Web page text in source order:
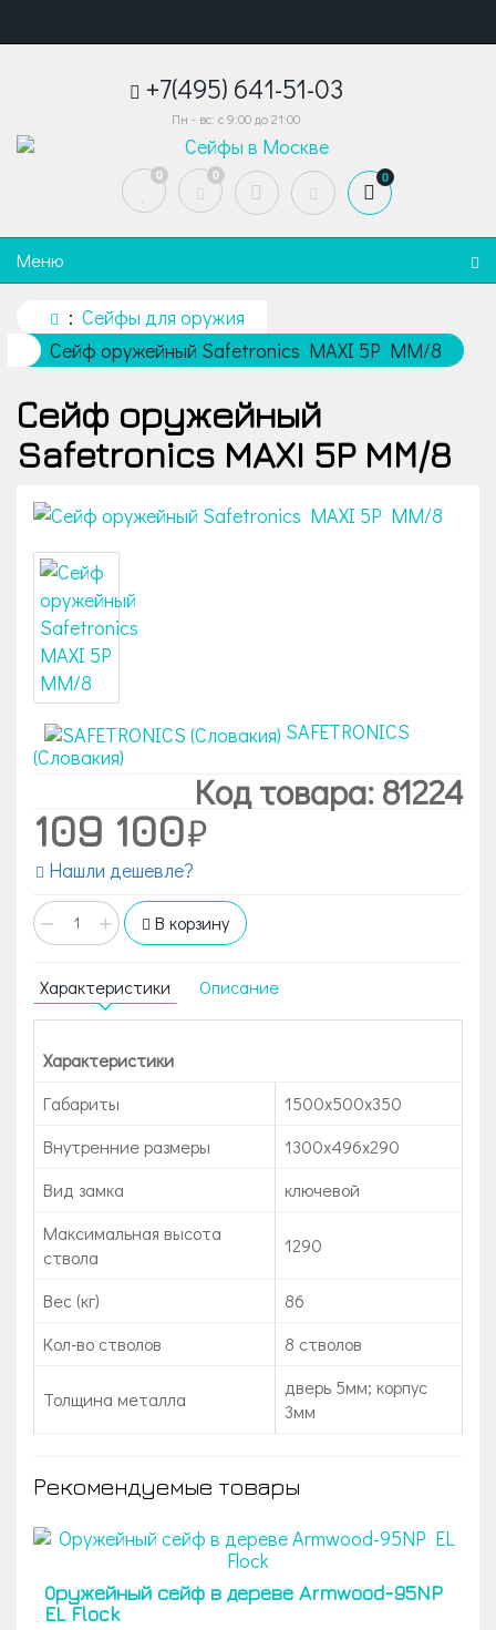
+7(495) 641-51-03
Пн - вс: с 9:00 до 21:00
0 0 0
Меню
Сейфы для оружия
Сейф оружейный Safetronics MAXI 5P MМ/8
Сейф оружейный
Safetronics MAXI 5P MМ/8
SAFETRONICS
(Словакия)
Код товара: 81224
109 100
Нашли дешевле?
− + В корзину
Характеристики Описание
Характеристики
Габариты
1500x500x350
Внутренние размеры
1300х496х290
Вид замка
ключевой
Максимальная высота
ствола
1290
Вес (кг)
86
Кол-во стволов
8 стволов
Толщина металла
дверь 5мм; корпус
3мм
Рекомендуемые товары
Оружейный сейф в дереве Armwood-95NP
EL Flock